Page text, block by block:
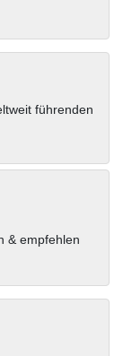
führenden
& empfehlen